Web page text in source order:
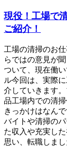
現役！工場で
ご紹介！
工場の清掃のお
らではの意見が
ついて、現在働
ル今回は、実際
介していきます
品工場内での清
きっかけはなん
バイトや清掃の
た収入や充実し
思い、転職しま